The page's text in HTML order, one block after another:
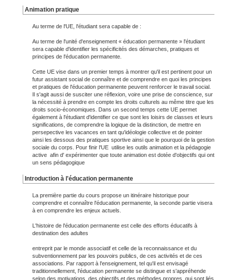
Animation pratique
Au terme de l'UE, l'étudiant sera capable de :
Au terme de l'unité d'enseignement « éducation permanente » l'étudiant
sera capable d'identifier les spécificités des démarches, pratiques et
principes de l'éducation permanente.
Cette UE vise dans un premier temps à montrer qu'il est pertinent pour un
futur assistant social de connaître et de comprendre en quoi les principes
et pratiques de l'éducation permanente peuvent renforcer le travail social.
Il s'agit aussi de susciter une réflexion, voire une prise de conscience, sur
la nécessité à prendre en compte les droits culturels au même titre que les
droits socio-économiques. Dans un second temps cette UE permet
également à l'étudiant d'identifier ce que sont les loisirs de classes et leurs
significations, de comprendre la logique de la distinction, de mettre en
persepective les vacances en tant qu'idéologie collective et de pointer
ainsi les dessous des pratiques sportive ainsi que le pourquoi de la gestion
sociale du corps. Pour finir l'UE utilise les outils animation et la pédagogie
active afin d' expérimenter que toute animation est dotée d'objectifs qui ont
un sens pédagogique
Introduction à l'éducation permanente
La première partie du cours propose un itinéraire historique pour
comprendre et connaître l'éducation permanente, la seconde partie visera
à en comprendre les enjeux actuels.
L'histoire de l'éducation permanente est celle des efforts éducatifs à
destination des adultes
entreprit par le monde associatif et celle de la reconnaissance et du
subventionnement par les pouvoirs publics, de ces activités et de ces
associations. Par rapport à l'enseignement, tel qu'il est envisagé
traditionnellement, l'éducation permanente se distingue et s'appréhende
selon des motivations, des objectifs et des méthodes propres, qui sont liés